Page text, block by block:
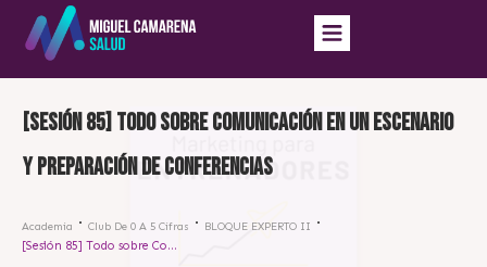
[Sesión 85] Todo sobre Comunicación en un escenario
y preparación de conferencias
Academia Club De 0 A 5 Cifras BLOQUE EXPERTO II
[Sesión 85] Todo sobre Comunicación en un escenario y preparación de conferencias